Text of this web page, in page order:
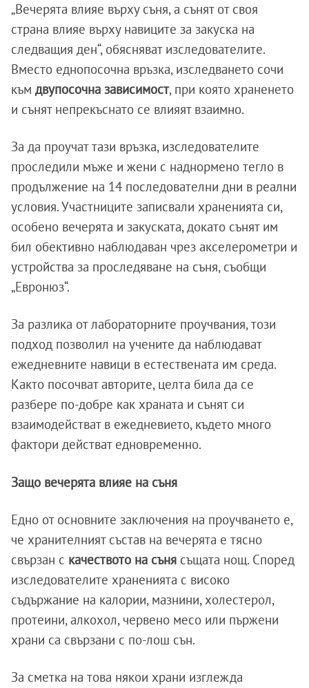
„Вечерята влияе върху съня, а сънят от своя
страна влияе върху навиците за закуска на
следващия ден“, обясняват изследователите.
Вместо еднопосочна връзка, изследването сочи
към двупосочна зависимост, при която храненето
и сънят непрекъснато се влияят взаимно.
За да проучат тази връзка, изследователите
проследили мъже и жени с наднормено тегло в
продължение на 14 последователни дни в реални
условия. Участниците записвали храненията си,
особено вечерята и закуската, докато сънят им
бил обективно наблюдаван чрез акселерометри и
устройства за проследяване на съня, съобщи
„Евронюз“.
За разлика от лабораторните проучвания, този
подход позволил на учените да наблюдават
ежедневните навици в естествената им среда.
Както посочват авторите, целта била да се
разбере по-добре как храната и сънят си
взаимодействат в ежедневието, където много
фактори действат едновременно.
Защо вечерята влияе на съня
Едно от основните заключения на проучването е,
че хранителният състав на вечерята е тясно
свързан с качеството на съня същата нощ. Според
изследователите храненията с високо
съдържание на калории, мазнини, холестерол,
протеини, алкохол, червено месо или пържени
храни са свързани с по-лош сън.
За сметка на това някои храни изглежда